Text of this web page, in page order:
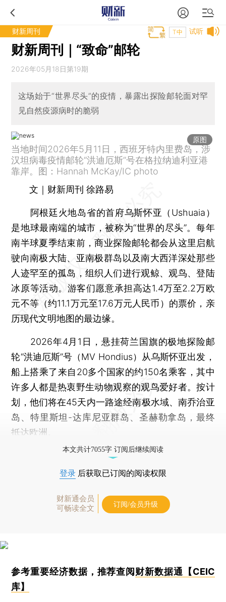
财新周刊 试听
T中
财新周刊｜“致命”邮轮
2026年05月18日第19期
这场始于“世界尽头”的疫情，暴露出探险邮轮面对罕
见自然疫源病时的脆弱
原图
当地时间2026年5月11日，西班牙特内里费岛，涉
汉坦病毒疫情邮轮“洪迪厄斯”号在格拉纳迪利亚港
靠岸。图：Hannah McKay/IC photo
文｜财新周刊 徐路易
阿根廷火地岛省的首府乌斯怀亚（Ushuaia）
是地球最南端的城市，被称为“世界的尽头”。每年
南半球夏季结束前，商业探险邮轮都会从这里启航
驶向南极大陆、亚南极群岛以及南大西洋深处那些
人迹罕至的孤岛，组织人们进行观鲸、观鸟、登陆
冰原等活动。游客们愿意承担高达1.4万至2.2万欧
元不等（约11.1万元至17.6万元人民币）的票价，亲
历现代文明地图的最边缘。
2026年4月1日，悬挂荷兰国旗的极地探险邮
轮“洪迪厄斯”号（MV Hondius）从乌斯怀亚出发，
船上搭乘了来自20多个国家的约150名乘客，其中
许多人都是热衷野生动物观察的观鸟爱好者。按计
划，他们将在45天内一路途经南极水域、南乔治亚
岛、特里斯坦-达库尼亚群岛、圣赫勒拿岛，最终
抵达欧洲。
本文共计7055字 订阅后继续阅读
登录 后获取已订阅的阅读权限
财新通会员
可畅读全文
订阅/会员升级
参考重要经济数据，推荐查阅 财新数据通【CEIC
库】